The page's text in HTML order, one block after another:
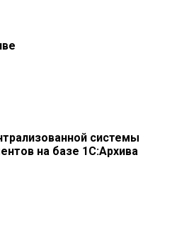
системы
на базе 1С:Архива